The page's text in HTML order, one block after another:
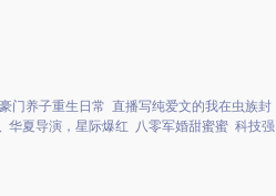
豪门养子重生日常 直播写纯爱文的我在虫族封
华夏导演，星际爆红 八零军婚甜蜜蜜 科技强